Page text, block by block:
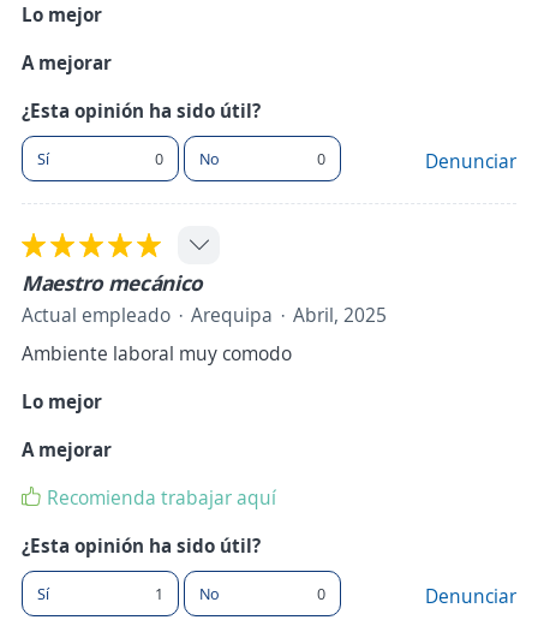
Lo mejor
A mejorar
¿Esta opinión ha sido útil?
Sí 0 No 0 Denunciar
Maestro mecánico
Actual empleado Arequipa
Abril, 2025
Ambiente laboral muy comodo
Lo mejor
A mejorar
Recomienda trabajar aquí
¿Esta opinión ha sido útil?
Sí 1 No 0 Denunciar